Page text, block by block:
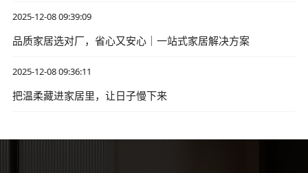
2025-12-08 09:39:09
品质家居选对厂，省心又安心｜一站式家居解决方案
2025-12-08 09:36:11
把温柔藏进家居里，让日子慢下来